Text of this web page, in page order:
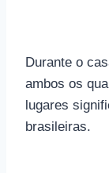
Durante o
ambos os
lugares
brasileiras.